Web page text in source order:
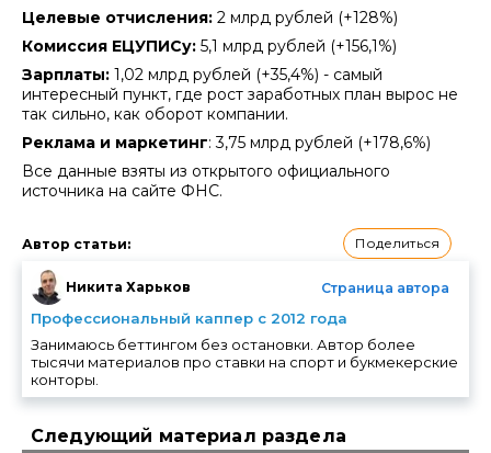
Целевые отчисления: 2 млрд рублей (+128%)
Комиссия ЕЦУПИСу: 5,1 млрд рублей (+156,1%)
Зарплаты: 1,02 млрд рублей (+35,4%) - самый
интересный пункт, где рост заработных план вырос не
так сильно, как оборот компании.
Реклама и маркетинг: 3,75 млрд рублей (+178,6%)
Все данные взяты из открытого официального
источника на сайте ФНС.
Автор статьи: Поделиться
Никита Харьков Страница автора
Профессиональный каппер с 2012 года
Занимаюсь беттингом без остановки. Автор более
тысячи материалов про ставки на спорт и букмекерские
конторы.
Следующий материал раздела